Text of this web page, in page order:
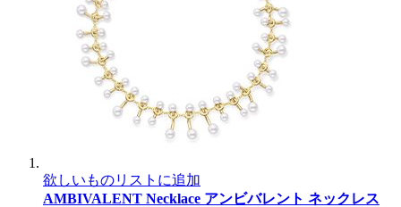
欲しいものリストに追加
AMBIVALENT Necklace アンビバレント ネックレス